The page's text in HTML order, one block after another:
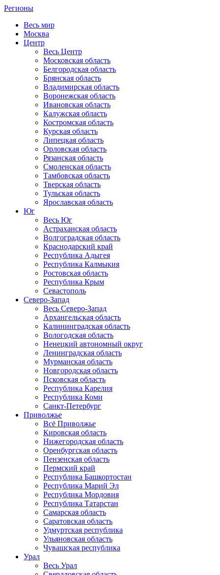
Регионы
Весь мир
Москва
Центр
Весь Центр
Московская область
Белгородская область
Брянская область
Владимирская область
Воронежская область
Ивановская область
Калужская область
Костромская область
Курская область
Липецкая область
Орловская область
Рязанская область
Смоленская область
Тамбовская область
Тверская область
Тульская область
Ярославская область
Юг
Весь Юг
Астраханская область
Волгоградская область
Краснодарский край
Республика Адыгея
Республика Калмыкия
Ростовская область
Республика Крым
Севастополь
Северо-Запад
Весь Северо-Запад
Архангельская область
Калининградская область
Вологодская область
Ненецкий автономный округ
Ленинградская область
Мурманская область
Новгородская область
Псковская область
Республика Карелия
Республика Коми
Санкт-Петербург
Приволжье
Всё Приволжье
Кировская область
Нижегородская область
Оренбургская область
Пензенская область
Пермский край
Республика Башкортостан
Республика Марий Эл
Республика Мордовия
Республика Татарстан
Самарская область
Саратовская область
Удмуртская республика
Ульяновская область
Чувашская республика
Урал
Весь Урал